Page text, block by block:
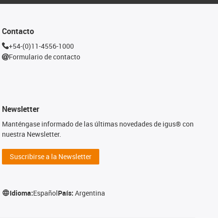
Contacto
+54-(0)11-4556-1000
Formulario de contacto
Newsletter
Manténgase informado de las últimas novedades de igus® con
nuestra Newsletter.
Suscribirse a la Newsletter
Idioma:EspañolPaís:Argentina